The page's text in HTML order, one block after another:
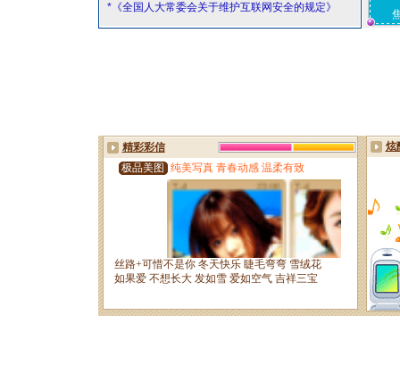
*《全国人大常委会关于维护互联网安全的规定》